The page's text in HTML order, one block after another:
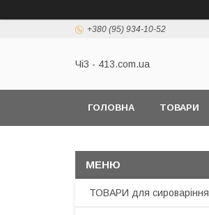
+380 (95) 934-10-52
ЧіЗ - 413.com.ua
ГОЛОВНА ТОВАРИ
ТОВАРИ для сироваріння